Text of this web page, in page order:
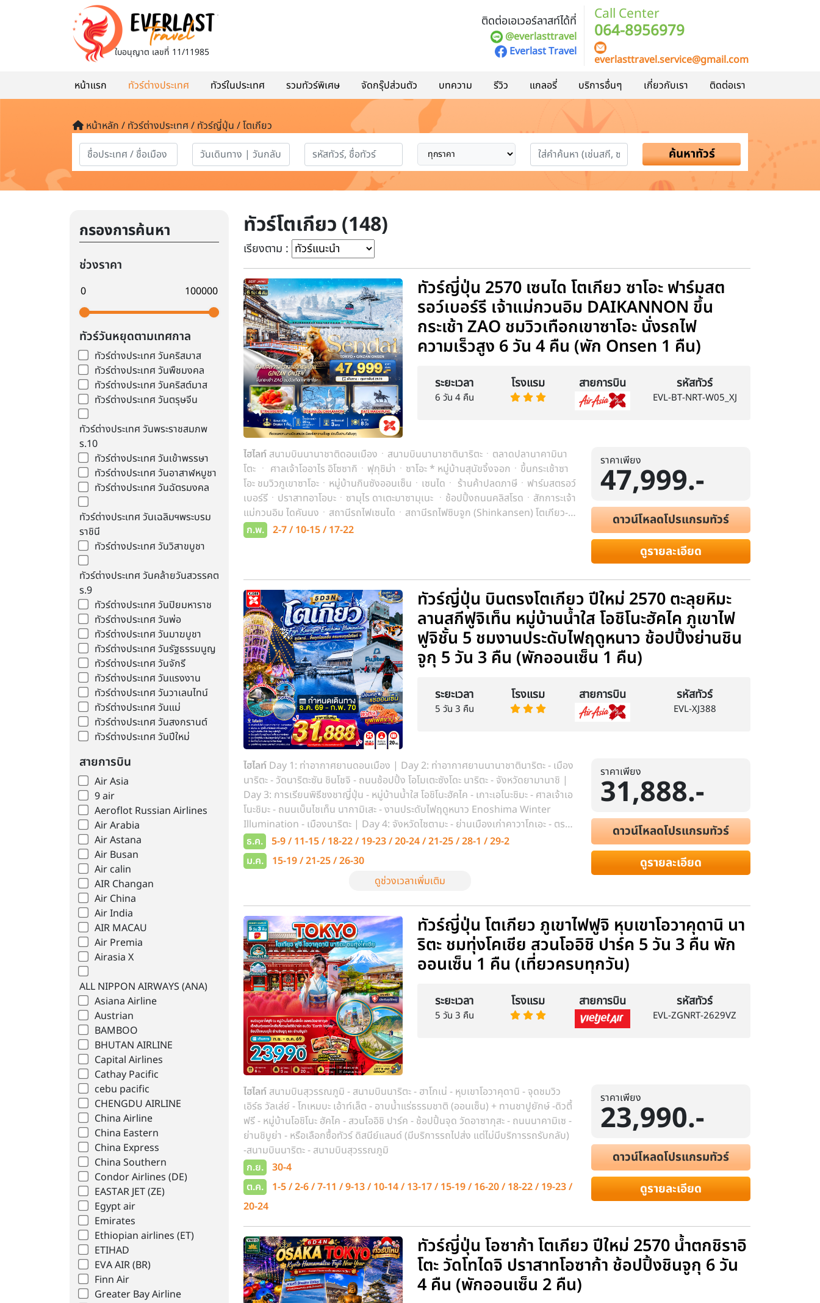
ใบอนุญาต เลขที่ 11/11985
ติดต่อเอเวอร์ลาสท์ได้ที่
@everlasttravel
Everlast Travel
Call Center
064-8956979
everlasttravel.service@gmail.com
หน้าแรก
ทัวร์ต่างประเทศ ทัวร์ในประเทศ รวมทัวร์พิเศษ จัดกรุ๊ปส่วนตัว บทความ รีวิว แกลอรี่ บริการอื่นๆ เกี่ยวกับเรา ติดต่อเรา
หน้าหลัก / ทัวร์ต่างประเทศ / ทัวร์ญี่ปุ่น / โตเกียว
ค้นหาทัวร์
กรองการค้นหา
ช่วงราคา
ทัวร์วันหยุดตามเทศกาล
ทัวร์ต่างประเทศ วันคริสมาส
ทัวร์ต่างประเทศ วันพืชมงคล
ทัวร์ต่างประเทศ วันคริสต์มาส
ทัวร์ต่างประเทศ วันตรุษจีน
ทัวร์ต่างประเทศ วันพระราชสมภพ
ร.10
ทัวร์ต่างประเทศ วันเข้าพรรษา
ทัวร์ต่างประเทศ วันอาสาฬหบูชา
ทัวร์ต่างประเทศ วันฉัตรมงคล
ทัวร์ต่างประเทศ วันเฉลิมฯพระบรม
ราชินี
ทัวร์ต่างประเทศ วันวิสาขบูชา
ทัวร์ต่างประเทศ วันคล้ายวันสวรรคต
ร.9
ทัวร์ต่างประเทศ วันปิยมหาราช
ทัวร์ต่างประเทศ วันพ่อ
ทัวร์ต่างประเทศ วันมาฆบูชา
ทัวร์ต่างประเทศ วันรัฐธรรมนูญ
ทัวร์ต่างประเทศ วันจักรี
ทัวร์ต่างประเทศ วันแรงงาน
ทัวร์ต่างประเทศ วันวาเลนไทน์
ทัวร์ต่างประเทศ วันแม่
ทัวร์ต่างประเทศ วันสงกรานต์
ทัวร์ต่างประเทศ วันปีใหม่
สายการบิน
Air Asia
9 air
Aeroflot Russian Airlines
Air Arabia
Air Astana
Air Busan
Air calin
AIR Changan
Air China
Air India
AIR MACAU
Air Premia
Airasia X
ALL NIPPON AIRWAYS (ANA)
Asiana Airline
Austrian
BAMBOO
BHUTAN AIRLINE
Capital Airlines
Cathay Pacific
cebu pacific
CHENGDU AIRLINE
China Airline
China Eastern
China Express
China Southern
Condor Airlines (DE)
EASTAR JET (ZE)
Egypt air
Emirates
Ethiopian airlines (ET)
ETIHAD
EVA AIR (BR)
Finn Air
Greater Bay Airline
ทัวร์โตเกียว (148)
เรียงตาม :
ทัวร์ญี่ปุ่น 2570 เซนได โตเกียว ซาโอะ ฟาร์มสต
รอว์เบอร์รี เจ้าแม่กวนอิม DAIKANNON ขึ้น
กระเช้า ZAO ชมวิวเทือกเขาซาโอะ นั่งรถไฟ
ความเร็วสูง 6 วัน 4 คืน (พัก Onsen 1 คืน)
ระยะเวลา
6 วัน 4 คืน
โรงแรม สายการบิน รหัสทัวร์
EVL-BT-NRT-W05_XJ
ไฮไลท์ สนามบินนานาชาติดอนเมืองㆍสนามบินนานาชาตินาริตะㆍตลาดปลานาคามินา
โตะ ㆍ ศาลเจ้าโออาไร อิโซซากิㆍฟุกุชิม่าㆍซาโอะ * หมู่บ้านสุนัขจิ้งจอกㆍขึ้นกระเช้าซา
โอะ ชมวิวภูเขาซาโอะㆍหมู่บ้านกินซังออนเซ็นㆍเซนไดㆍ ร้านค้าปลดภาษีㆍฟาร์มสตรอว์
เบอร์รีㆍปราสาทอาโอบะㆍซามุไร ดาเตะมาซามุเนะ ㆍช้อปปิ้งถนนคลิสโรดㆍสักการะเจ้า
แม่กวนอิม ไดคันนงㆍสถานีรถไฟเซนไดㆍสถานีรถไฟซิบจูก (Shinkansen) โตเกียว-
ช้อปปิ้งย่านชินจุดㆍสนามบินนานาชาตินาริตะㆍสนามบินนานาชาติดอนเมือง
ก.พ. 2-7 / 10-15 / 17-22
ราคาเพียง
47,999.-
ดาวน์โหลดโปรแกรมทัวร์
ดูรายละเอียด
ทัวร์ญี่ปุ่น บินตรงโตเกียว ปีใหม่ 2570 ตะลุยหิมะ
ลานสกีฟูจิเท็น หมู่บ้านน้ำใส โอชิโนะฮัคไค ภูเขาไฟ
ฟูจิชั้น 5 ชมงานประดับไฟฤดูหนาว ช้อปปิ้งย่านชิน
จูกุ 5 วัน 3 คืน (พักออนเซ็น 1 คืน)
ระยะเวลา
5 วัน 3 คืน
โรงแรม สายการบิน รหัสทัวร์
EVL-XJ388
ไฮไลท์ Day 1: ท่าอากาศยานดอนเมือง | Day 2: ท่าอากาศยานนานาชาตินาริตะ - เมือง
นาริตะ - วัดนาริตะซัน ชินโชจิ - ถนนช้อปปิ้ง โอโมเตะซังโดะ นาริตะ - จังหวัดยามานาชิ |
Day 3: การเรียนพิธีชงชาญี่ปุ่น - หมู่บ้านน้ำใส โอชิโนะฮัคไค - เกาะเอโนะชิมะ - ศาลเจ้าเอ
โนะชิมะ - ถนนเบ็นไชเท็น นากามิเสะ - งานประดับไฟฤดูหนาว Enoshima Winter
Illumination - เมืองนาริตะ | Day 4: จังหวัดไซตามะ - ย่านเมืองเก่าคาวาโกเอะ - ตรอก
ลูกกวาด - โตเกียว - ชินจุกุ | Day 5: ท่าอากาศยานนานาชาตินาริตะ - ท่าอากาศยาน
ดอนเมือง
ธ.ค. 5-9 / 11-15 / 18-22 / 19-23 / 20-24 / 21-25 / 28-1 / 29-2
ม.ค.
15-19 / 21-25 / 26-30
ดูช่วงเวลาเพิ่มเติม
ราคาเพียง
31,888.-
ดาวน์โหลดโปรแกรมทัวร์
ดูรายละเอียด
ทัวร์ญี่ปุ่น โตเกียว ภูเขาไฟฟูจิ หุบเขาโอวาคุดานิ นา
ริตะ ชมทุ่งโคเชีย สวนโออิชิ ปาร์ค 5 วัน 3 คืน พัก
ออนเซ็น 1 คืน (เที่ยวครบทุกวัน)
ระยะเวลา
5 วัน 3 คืน
โรงแรม สายการบิน รหัสทัวร์
EVL-ZGNRT-2629VZ
ไฮไลท์ สนามบินสุวรรณภูมิ - สนามบินนาริตะ - ฮาโกเน่ - หุบเขาโอวาคุดานิ - จุดชมวิว
เอิร์ธ วัลเล่ย์ - โกเหมบะ เอ้าท์เล็ต - อาบน้ำแร่ธรรมชาติ (ออนเซ็น) + ทานชาปูยักษ์ -ดิวตี้
ฟรี - หมู่บ้านโอชิโนะ ฮัคไค - สวนโออิชิ ปาร์ค - ช้อปปิ้นจุด วัดอาซากุสะ - ถนนนาคามิเซ -
ย่านชิบูย่า - หรือเลือกซื้อทัวร์ ดิสนีย์แลนด์ (มีบริการรถไปส่ง แต่ไม่มีบริการรถรับกลับ)
-สนามบินนาริตะ - สนามบินสุวรรณภูมิ
ก.ย. 30-4
ต.ค.
1-5 / 2-6 / 7-11 / 9-13 / 10-14 / 13-17 / 15-19 / 16-20 / 18-22 / 19-23 /
20-24
ราคาเพียง
23,990.-
ดาวน์โหลดโปรแกรมทัวร์
ดูรายละเอียด
ทัวร์ญี่ปุ่น โอซาก้า โตเกียว ปีใหม่ 2570 น้ำตกชิราอิ
โตะ วัดโทไดจิ ปราสาทโอซาก้า ช้อปปิ้งชินจูกุ 6 วัน
4 คืน (พักออนเซ็น 2 คืน)